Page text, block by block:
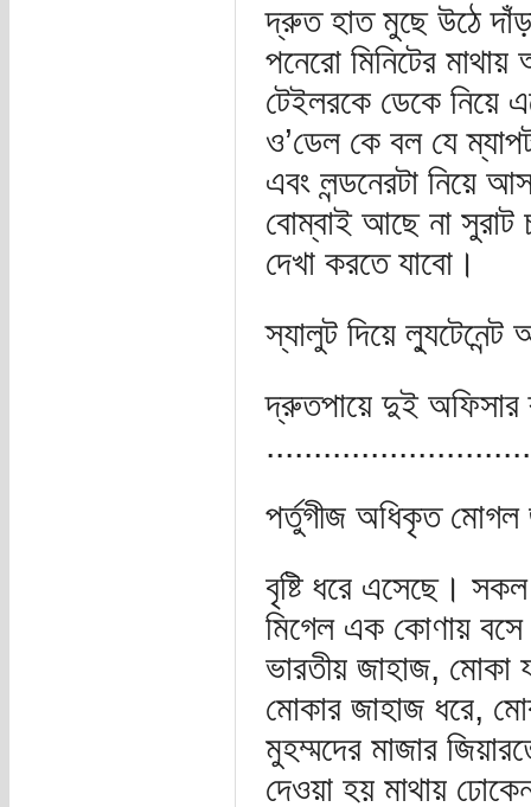
দ্রুত হাত মুছে উঠে
পনেরো মিনিটের
টেইলরকে ডেকে নিয়ে
ও’ডেল কে বল যে
এবং লন্ডনেরটা নিয়ে
বোম্বাই আছে না
দেখা করতে যাবো।
স্যালুট দিয়ে
দ্রুতপায়ে দুই অফিসার
পর্তুগীজ অধিকৃত মোগল
বৃষ্টি ধরে এসেছে। সকল
মিগেল এক কোণায় বসে
ভারতীয় জাহাজ, মোকা
মোকার জাহাজ ধরে,
মুহম্মদের মাজার
দেওয়া হয় মাথায়